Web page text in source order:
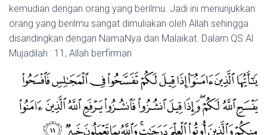
kemudian dengan orang yang berilmu. Jadi ini menunjukkan
orang yang berilmu sangat dimuliakan oleh Allah sehingga
disandingkan dengan NamaNya dan Malaikat. Dalam QS Al
Mujadilah : 11, Allah berfirman